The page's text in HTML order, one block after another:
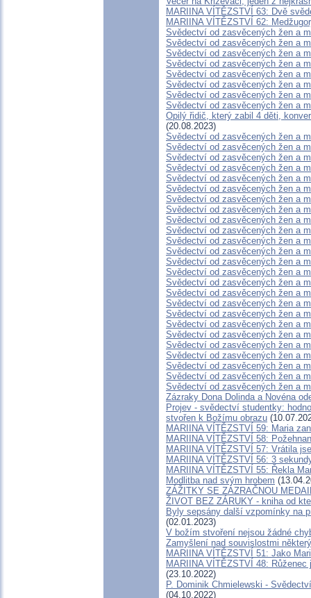
MARIINA VÍTĚZSTVÍ 63: Dvě
MARIINA VÍTĚZSTVÍ 62:
Svědectví od zasvěcených žen a
Svědectví od zasvěcených žen a
Svědectví od zasvěcených žen a
Svědectví od zasvěcených žen a
Svědectví od zasvěcených žen a
Svědectví od zasvěcených žen a
Svědectví od zasvěcených žen a
Svědectví od zasvěcených žen a
Opilý řidič, který zabil 4 děti,
(20.08.2023)
Svědectví od zasvěcených žen a
Svědectví od zasvěcených žen a
Svědectví od zasvěcených žen a
Svědectví od zasvěcených žen a
Svědectví od zasvěcených žen a
Svědectví od zasvěcených žen a
Svědectví od zasvěcených žen a
Svědectví od zasvěcených žen a
Svědectví od zasvěcených žen a
Svědectví od zasvěcených žen a
Svědectví od zasvěcených žen a
Svědectví od zasvěcených žen a
Svědectví od zasvěcených žen a
Svědectví od zasvěcených žen a
Svědectví od zasvěcených žen a
Svědectví od zasvěcených žen a
Svědectví od zasvěcených žen a
Svědectví od zasvěcených žen a
Svědectví od zasvěcených žen a
Svědectví od zasvěcených žen a
Svědectví od zasvěcených žen a
Svědectví od zasvěcených žen a
Svědectví od zasvěcených žen a
Svědectví od zasvěcených žen a
Svědectví od zasvěcených žen a
Zázraky Dona Dolinda a Novéna
Projev - svědectví studentky:
stvořen k Božímu obrazu
MARIINA VÍTĚZSTVÍ 59: Maria
MARIINA VÍTĚZSTVÍ 58:
MARIINA VÍTĚZSTVÍ 57: Vrátila
MARIINA VÍTĚZSTVÍ 56: 3
MARIINA VÍTĚZSTVÍ 55: Řekla
Modlitba nad svým hrobem
ZÁŽITKY SE ZÁZRAČNOU
ŽIVOT BEZ ZÁRUKY - kniha od
Byly sepsány další vzpomínky na
(02.01.2023)
V božím stvoření nejsou žádné
Zamyšlení nad souvislostmi
MARIINA VÍTĚZSTVÍ 51: Jako
MARIINA VÍTĚZSTVÍ 48:
(23.10.2022)
P. Dominik Chmielewski -
(04.10.2022)